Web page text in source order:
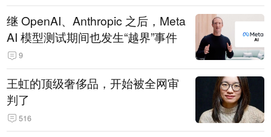
继 OpenAI、Anthropic 之后，Meta
AI 模型测试期间也发生“越界”事件
9
王虹的顶级奢侈品，开始被全网审
判了
516